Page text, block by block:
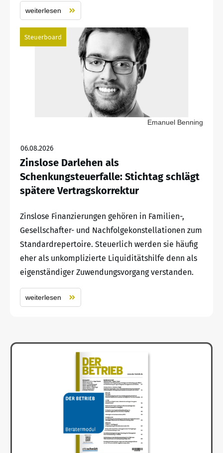
weiterlesen
Steuerboard
Emanuel Benning
06.08.2026
Zinslose Darlehen als
Schenkungsteuerfalle: Stichtag schlägt
spätere Vertragskorrektur
Zinslose Finanzierungen gehören in Familien-,
Gesellschafter- und Nachfolgekonstellationen zum
Standardrepertoire. Steuerlich werden sie häufig
eher als unkomplizierte Liquiditätshilfe denn als
eigenständiger Zuwendungsvorgang verstanden.
weiterlesen